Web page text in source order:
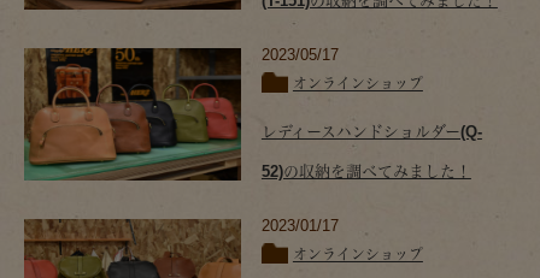
2023/05/17
オンラインショップ
レディースハンドショルダー(Q-
52)の収納を調べてみました！
2023/01/17
オンラインショップ